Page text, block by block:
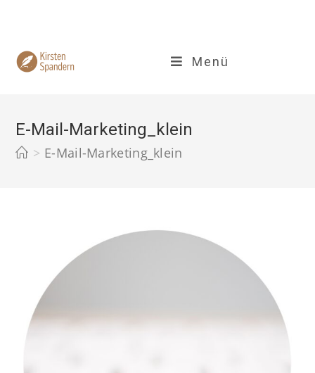
Menü
E-Mail-Marketing_klein
> E-Mail-Marketing_klein